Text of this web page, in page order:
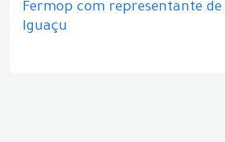
Fermop com representante
Iguaçu